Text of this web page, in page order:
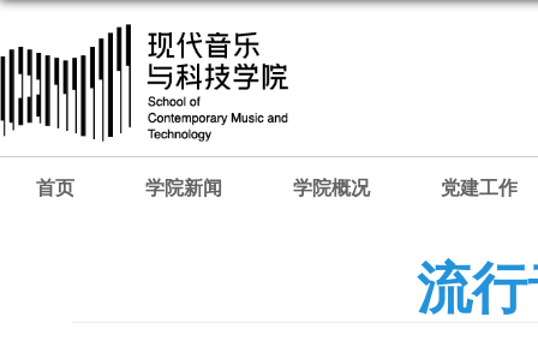
首页 学院新闻 学院概况 党建工作
流